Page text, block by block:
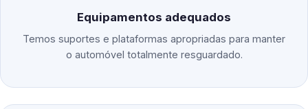
Equipamentos adequados
Temos suportes e plataformas apropriadas para manter
o automóvel totalmente resguardado.